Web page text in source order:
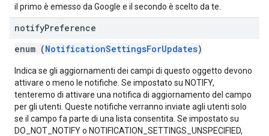
il primo è emesso da Google e il secondo è scelto da te.
notifyPreference
enum (NotificationSettingsForUpdates)
Indica se gli aggiornamenti dei campi di questo oggetto devono
attivare o meno le notifiche. Se impostato su NOTIFY,
tenteremo di attivare una notifica di aggiornamento del campo
per gli utenti. Queste notifiche verranno inviate agli utenti solo
se il campo fa parte di una lista consentita. Se impostato su
DO_NOT_NOTIFY o NOTIFICATION_SETTINGS_UNSPECIFIED,